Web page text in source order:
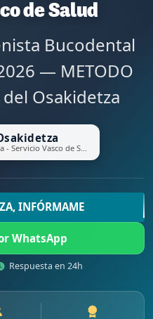
de Salud
Bucodental
— METODO
del Osakidetza
Osakidetza - Servicio Vasco de Salud
INFÓRMAME
WhatsApp
Respuesta en 24h